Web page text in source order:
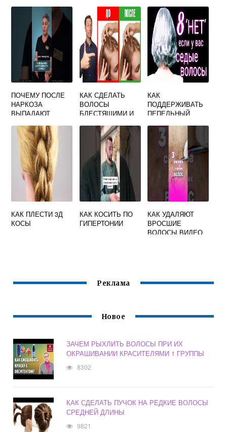
ТЕМНЕЕ
ЗАЯВЛЕННОГО
ПОЧЕМУ ПОСЛЕ
НАРКОЗА
ВЫПАДАЮТ
КАК СДЕЛАТЬ
ВОЛОСЫ
БЛЕСТЯЩИМИ И
ДОМАШНИХ
УСЛОВИЯХ
КАК
ПОДДЕРЖИВАТЬ
ПЕПЕЛЬНЫЙ
ПОСЛЕ ОКРАСКИ
КАК ПЛЕСТИ 3Д
КОСЫ
КАК КОСИТЬ ПО
ГИПЕРТОНИИ
КАК УДАЛЯЮТ
ВРОСШИЕ
ВОЛОСЫ ВИДЕО
Реклама
Новое
ЗАЧЕМ РЫХЛИТЬ ВОЛОСЫ ПРИ ИХ
ОКРАШИВАНИИ КРАСИТЕЛЯМИ 1 ГРУППЫ
8302
КАК СДЕЛАТЬ ПУЧОК НА РЕДКИЕ ВОЛОСЫ
СРЕДНЕЙ ДЛИНЫ
9821